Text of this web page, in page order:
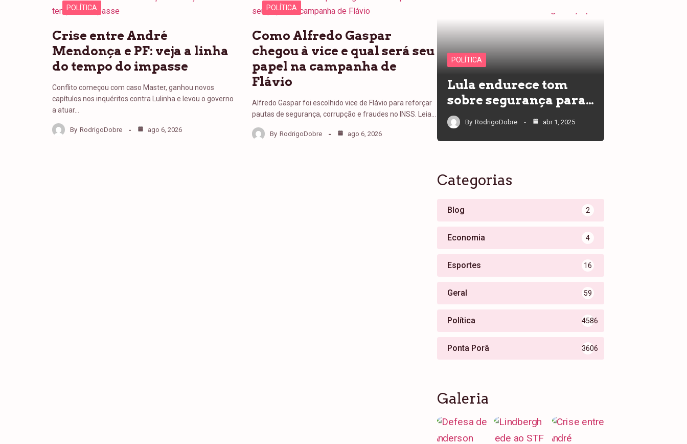
POLÍTICA
Crise entre André
Mendonça e PF: veja a linha
do tempo do impasse
Conflito começou com caso Master, ganhou novos
capítulos nos inquéritos contra Lulinha e levou o governo
a atuar…
By RodrigoDobre ago 6, 2026
POLÍTICA
Como Alfredo Gaspar
chegou à vice e qual será seu
papel na campanha de
Flávio
Alfredo Gaspar foi escolhido vice de Flávio para reforçar
pautas de segurança, corrupção e fraudes no INSS. Leia…
By RodrigoDobre ago 6, 2026
POLÍTICA
Lula endurece tom
sobre segurança para…
By RodrigoDobre abr 1, 2025
Categorias
Blog 2
Economia 4
Esportes 16
Geral 59
Política 4586
Ponta Porã 3606
Galeria